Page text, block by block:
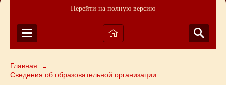
Перейти на полную версию
Главная →
Сведения об образовательной организации